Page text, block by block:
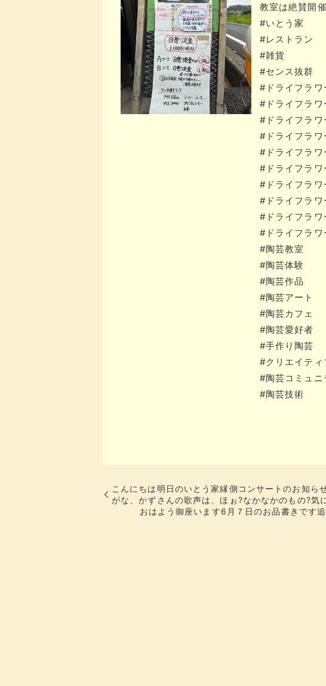
教室は絶賛開
#いとう家
#レストラン
#雑貨
#センス抜群
#ドライフラワ
#ドライフラワ
#ドライフラワ
#ドライフラワ
#ドライフラワ
#ドライフラワ
#ドライフラワ
#ドライフラワ
#ドライフラワ
#ドライフラワ
#陶芸教室
#陶芸体験
#陶芸作品
#陶芸アート
#陶芸カフェ
#陶芸愛好者
#手作り陶芸
#クリエイティ
#陶芸コミュニ
#陶芸技術
こんにちは明日のいとう家縁側コンサートのお知
がな、かずさんの歌声は、ほぉ?なかなかのもの?気
おはよう御座います️6月７日のお品書きです